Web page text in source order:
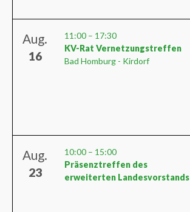
Aug.
16
11:00 – 17:30
KV-Rat Vernetzungstreffen
Bad Homburg - Kirdorf
Aug.
23
10:00 – 15:00
Präsenztreffen des
erweiterten Landesvorstands